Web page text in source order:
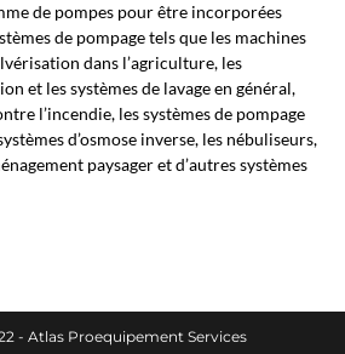
de pompes pour être incorporées
de pompage tels que les machines
dans l’agriculture, les
et les systèmes de lavage en général,
l’incendie, les systèmes de pompage
d’osmose inverse, les nébuliseurs,
paysager et d’autres systèmes
- Atlas Proequipement Services